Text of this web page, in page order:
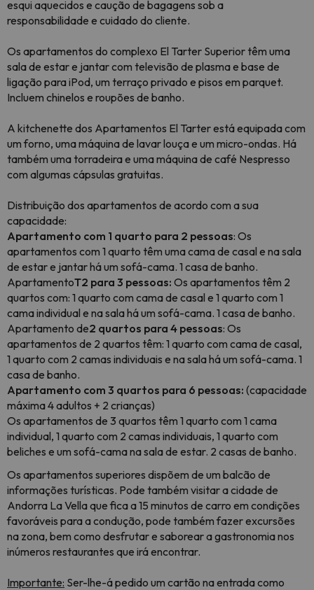
esqui aquecidos e caução de bagagens sob a
responsabilidade e cuidado do cliente.
Os apartamentos do complexo El Tarter Superior têm uma
sala de estar e jantar com televisão de plasma e base de
ligação para iPod, um terraço privado e pisos em parquet.
Incluem chinelos e roupões de banho.
A kitchenette dos Apartamentos El Tarter está equipada com
um forno, uma máquina de lavar louça e um micro-ondas. Há
também uma torradeira e uma máquina de café Nespresso
com algumas cápsulas gratuitas.
Distribuição dos apartamentos de acordo com a sua
capacidade:
Apartamento com 1 quarto para 2 pessoas: Os
apartamentos com 1 quarto têm uma cama de casal e na sala
de estar e jantar há um sofá-cama. 1 casa de banho.
ApartamentoT2 para 3 pessoas: Os apartamentos têm 2
quartos com: 1 quarto com cama de casal e 1 quarto com 1
cama individual e na sala há um sofá-cama. 1 casa de banho.
Apartamento de2 quartos para 4 pessoas: Os
apartamentos de 2 quartos têm: 1 quarto com cama de casal,
1 quarto com 2 camas individuais e na sala há um sofá-cama. 1
casa de banho.
Apartamento com 3 quartos para 6 pessoas: (capacidade
máxima 4 adultos + 2 crianças)
Os apartamentos de 3 quartos têm 1 quarto com 1 cama
individual, 1 quarto com 2 camas individuais, 1 quarto com
beliches e um sofá-cama na sala de estar. 2 casas de banho.
Os apartamentos superiores dispõem de um balcão de
informações turísticas. Pode também visitar a cidade de
Andorra La Vella que fica a 15 minutos de carro em condições
favoráveis para a condução, pode também fazer excursões
na zona, bem como desfrutar e saborear a gastronomia nos
inúmeros restaurantes que irá encontrar.
Importante: Ser-lhe-á pedido um cartão na entrada como